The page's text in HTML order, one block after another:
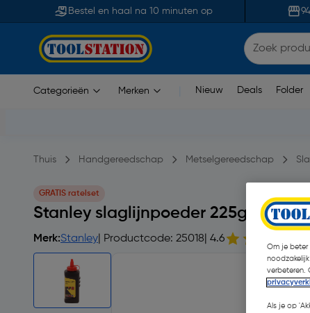
Bestel en haal na 10 minuten op
Categorieën Merken Nieuw Deals Folder
Thuis Handgereedschap Metselgereedschap
GRATIS ratelset
Stanley slaglijnpoeder 225g rood
Merk:Stanley | Productcode: 25018 | 4.6
Om je beter
verbeteren.
Als je op